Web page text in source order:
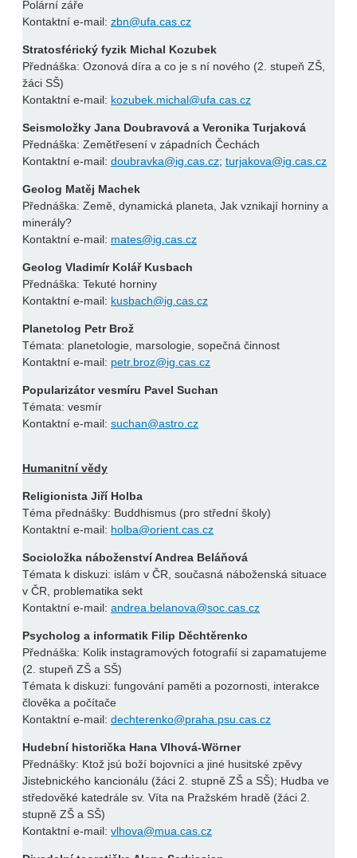
Polární záře
Kontaktní e-mail: zbn@ufa.cas.cz
Stratosférický fyzik Michal Kozubek
Přednáška: Ozonová díra a co je s ní nového (2. stupeň ZŠ,
žáci SŠ)
Kontaktní e-mail: kozubek.michal@ufa.cas.cz
Seismoložky Jana Doubravová a Veronika Turjaková
Přednáška: Zemětřesení v západních Čechách
Kontaktní e-mail: doubravka@ig.cas.cz; turjakova@ig.cas.cz
Geolog Matěj Machek
Přednáška: Země, dynamická planeta, Jak vznikají horniny a
minerály?
Kontaktní e-mail: mates@ig.cas.cz
Geolog Vladimír Kolář Kusbach
Přednáška: Tekuté horniny
Kontaktní e-mail: kusbach@ig.cas.cz
Planetolog Petr Brož
Témata: planetologie, marsologie, sopečná činnost
Kontaktní e-mail: petr.broz@ig.cas.cz
Popularizátor vesmíru Pavel Suchan
Témata: vesmír
Kontaktní e-mail: suchan@astro.cz
Humanitní vědy
Religionista Jiří Holba
Téma přednášky: Buddhismus (pro střední školy)
Kontaktní e-mail: holba@orient.cas.cz
Socioložka náboženství Andrea Beláňová
Témata k diskuzi: islám v ČR, současná náboženská situace
v ČR, problematika sekt
Kontaktní e-mail: andrea.belanova@soc.cas.cz
Psycholog a informatik Filip Děchtěrenko
Přednáška: Kolik instagramových fotografií si zapamatujeme
(2. stupeň ZŠ a SŠ)
Témata k diskuzi: fungování paměti a pozornosti, interakce
člověka a počítače
Kontaktní e-mail: dechterenko@praha.psu.cas.cz
Hudební historička Hana Vlhová-Wörner
Přednášky: Ktož jsú boží bojovníci a jiné husitské zpěvy
Jistebnického kancionálu (žáci 2. stupně ZŠ a SŠ); Hudba ve
středověké katedrále sv. Víta na Pražském hradě (žáci 2.
stupně ZŠ a SŠ)
Kontaktní e-mail: vlhova@mua.cas.cz